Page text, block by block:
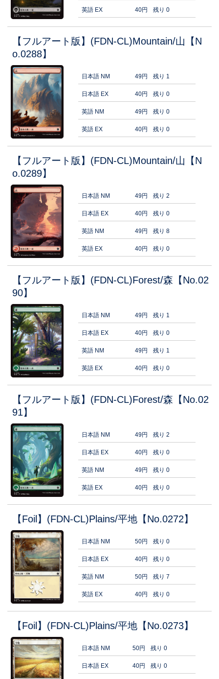
英語 EX 40円 残り 0
【フルアート版】(FDN-CL)Mountain/山【N
o.0288】
日本語 NM 49円 残り 1
日本語 EX 40円 残り 0
英語 NM 49円 残り 0
英語 EX 40円 残り 0
【フルアート版】(FDN-CL)Mountain/山【N
o.0289】
日本語 NM 49円 残り 2
日本語 EX 40円 残り 0
英語 NM 49円 残り 8
英語 EX 40円 残り 0
【フルアート版】(FDN-CL)Forest/森【No.02
90】
日本語 NM 49円 残り 1
日本語 EX 40円 残り 0
英語 NM 49円 残り 1
英語 EX 40円 残り 0
【フルアート版】(FDN-CL)Forest/森【No.02
91】
日本語 NM 49円 残り 2
日本語 EX 40円 残り 0
英語 NM 49円 残り 0
英語 EX 40円 残り 0
【Foil】(FDN-CL)Plains/平地【No.0272】
日本語 NM 50円 残り 0
日本語 EX 40円 残り 0
英語 NM 50円 残り 7
英語 EX 40円 残り 0
【Foil】(FDN-CL)Plains/平地【No.0273】
日本語 NM 50円 残り 0
日本語 EX 40円 残り 0